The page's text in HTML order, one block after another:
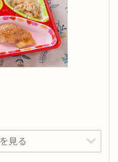
以内／リン:150㎎以内
はんセットは870円 ※税込)。
価は調理前の数値です。低減
見る